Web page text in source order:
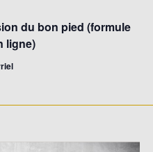
du bon pied (formule
ligne)